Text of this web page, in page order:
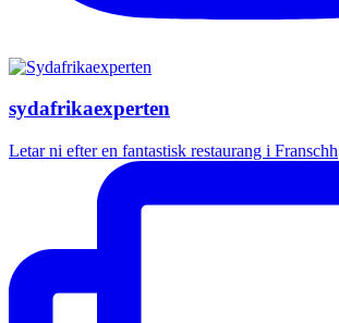
sydafrikaexperten
Letar ni efter en fantastisk restaurang i Franschh